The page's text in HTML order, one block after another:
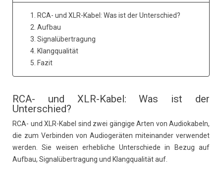
1. RCA- und XLR-Kabel: Was ist der Unterschied?
2. Aufbau
3. Signalübertragung
4. Klangqualität
5. Fazit
RCA- und XLR-Kabel: Was ist der
Unterschied?
RCA- und XLR-Kabel sind zwei gängige Arten von Audiokabeln,
die zum Verbinden von Audiogeräten miteinander verwendet
werden. Sie weisen erhebliche Unterschiede in Bezug auf
Aufbau, Signalübertragung und Klangqualität auf.